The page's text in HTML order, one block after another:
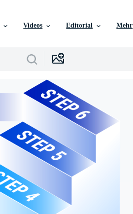
Videos Editorial Mehr